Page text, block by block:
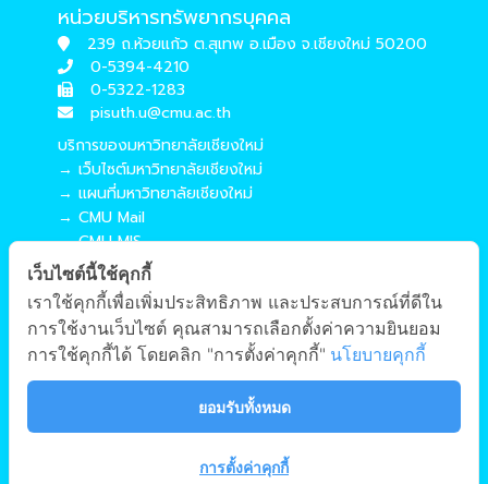
หน่วยบริหารทรัพยากรบุคคล
239 ถ.ห้วยแก้ว ต.สุเทพ อ.เมือง จ.เชียงใหม่ 50200
0-5394-4210
0-5322-1283
pisuth.u@cmu.ac.th
บริการของมหาวิทยาลัยเชียงใหม่
→ เว็บไซต์มหาวิทยาลัยเชียงใหม่
→ แผนที่มหาวิทยาลัยเชียงใหม่
→ CMU Mail
→ CMU MIS
→ CMU SIS
→ CMU WiFi
บริการของคณะศึกษาศาสตร์
→ เว็บไซต์คณะศึกษาศาสตร์
→ ระบบจัดการเว็บไซต์
เว็บไซต์นี้ใช้คุกกี้
เราใช้คุกกี้เพื่อเพิ่มประสิทธิภาพ และประสบการณ์ที่ดีใน
การใช้งานเว็บไซต์ คุณสามารถเลือกตั้งค่าความยินยอม
การใช้คุกกี้ได้ โดยคลิก "การตั้งค่าคุกกี้" นโยบายคุกกี้
ยอมรับทั้งหมด
การตั้งค่าคุกกี้